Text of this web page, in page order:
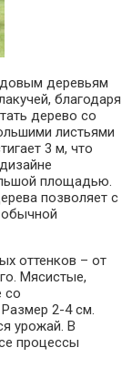
деревьям
благодаря
дерево со
листьями
3 м, что
площадью.
позволяет с
обычной
оттенков – от
Мясистые,
со
2-4 см.
урожай. В
процессы